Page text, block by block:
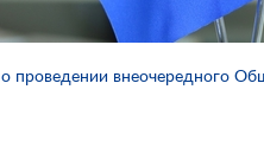
проведении внеочередного